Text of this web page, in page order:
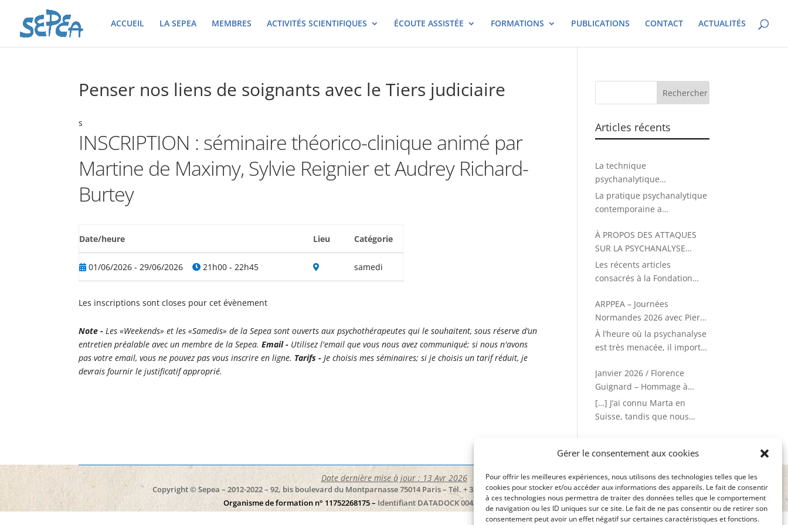
Gérer le consentement aux cookies
Pour offrir les meilleures expériences, nous utilisons des technologies telles que les
cookies pour stocker et/ou accéder aux informations des appareils. Le fait de consentir
à ces technologies nous permettra de traiter des données telles que le comportement
de navigation ou les ID uniques sur ce site. Le fait de ne pas consentir ou de retirer son
consentement peut avoir un effet négatif sur certaines caractéristiques et fonctions.
ACCUEIL LA SEPEA MEMBRES ACTIVITÉS SCIENTIFIQUES ÉCOUTE ASSISTÉE FORMATIONS PUBLICATIONS CONTACT ACTUALITÉS
Penser nos liens de soignants avec le Tiers judiciaire
s
INSCRIPTION : séminaire théorico-clinique animé par
Martine de Maximy, Sylvie Reignier et Audrey Richard-
Burtey
Date/heure Lieu Catégorie
01/06/2026 - 29/06/2026 21h00 - 22h45 samedi
Les inscriptions sont closes pour cet évènement
Note -Les «Weekends» et les «Samedis» de la Sepea sont ouverts aux psychothérapeutes qui le souhaitent, sous réserve d‘un
entretien préalable avec un membre de la Sepea.Email - Utilisez l'email que vous nous avez communiqué; si nous n'avons
pas votre email, vous ne pouvez pas vous inscrire en ligne. Tarifs - Je choisis mes séminaires; si je choisis un tarif réduit, je
devrais fournir le justificatif approprié.
Articles récents
La technique
psychanalytique
aujourd’hui.
La pratique psychanalytique
contemporaine a
depuis sa fondation.
Psychothérapies diverses,
individuelles, de groupe, de
familles, abord corporel
cliniques. Cet ouvrage
témoigne de la variété et la
créativité de la psychanalyse
À PROPOS DES ATTAQUES
SUR LA PSYCHANALYSE
PARUES DANS LA PRESSE
Les récents articles
consacrés à la Fondation
précipitée de ses quatre
unités d’hospitalisation
pédopsychiatrique appellent
une réponse mesurée mais
que cela a suscité une
campagne de remise en
cause de la pédopsychiatrie
humaine et pas seulement
être protégés de toute
dignité. Les témoignages de
souffrance méritent d’être
entendus et les enquêtes en
cours sont nécessaires. Mais
ARPPEA – Journées
Normandes 2026 avec Pierre
Delion
À l’heure où la psychanalyse
est très menacée, il importe
éminent dans la
transformation civilisatrice
des établissements de soins,
en approfondissant les
ce qui concerne les
Janvier 2026 / Florence
Guignard – Hommage à
Marta Badoni
[…] J’ai connu Marta en
Suisse, tandis que nous
« psy » : en psychiatrie pour
pour moi. Nous avons suivi
des enseignements
communs – notamment
Date dernière mise à jour : 13 Avr 2026
Copyright © Sepea – 2012-2022 – 92, bis boulevard du Montparnasse 75014 Paris – Tél. + 33 (0)6 02 18 80 39 –Contact–Mentions légales
Organisme de formation n° 11752268175 – Identifiant DATADOCK 0043976 – SIREN 402703284 –